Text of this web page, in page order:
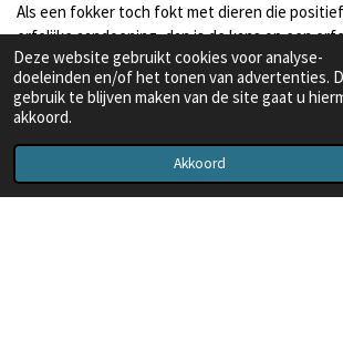
Deze website gebruikt cookies voor analyse-
doeleinden en/of het tonen van advertenties.
gebruik te blijven maken van de site gaat u
akkoord.
Akkoord
Als een fokker toch fokt met dieren die
erfelijke aandoening, dan is de kans op een
kittens groot. Ook als het om een kittens met
inteeltcoëfficiënt of SibKit-keurmerk gaat. Dit
aandoeningen waarop fokkers testen meestal
die bekend zijn binnen het ras en door één
worden doorgegeven aan kittens.
Als fokker heb je een wettelijke